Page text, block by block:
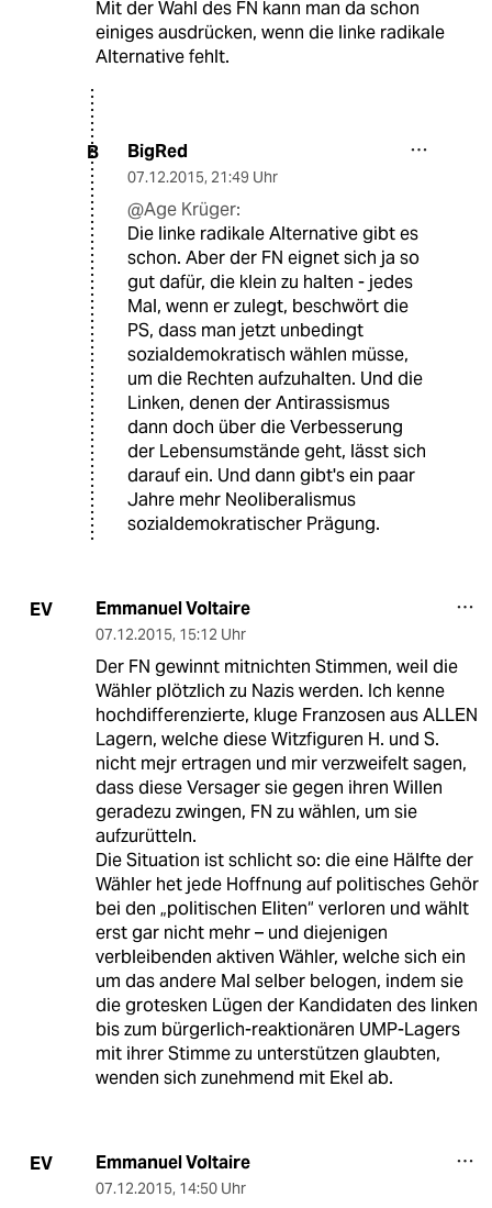
Mit der Wahl des FN kann man da schon
einiges ausdrücken, wenn die linke radikale
Alternative fehlt.
B BigRed
07.12.2015, 21:49 Uhr
@Age Krüger:
Die linke radikale Alternative gibt es
schon. Aber der FN eignet sich ja so
gut dafür, die klein zu halten - jedes
Mal, wenn er zulegt, beschwört die
PS, dass man jetzt unbedingt
sozialdemokratisch wählen müsse,
um die Rechten aufzuhalten. Und die
Linken, denen der Antirassismus
dann doch über die Verbesserung
der Lebensumstände geht, lässt sich
darauf ein. Und dann gibt's ein paar
Jahre mehr Neoliberalismus
sozialdemokratischer Prägung.
EV Emmanuel Voltaire
07.12.2015, 15:12 Uhr
Der FN gewinnt mitnichten Stimmen, weil die
Wähler plötzlich zu Nazis werden. Ich kenne
hochdifferenzierte, kluge Franzosen aus ALLEN
Lagern, welche diese Witzfiguren H. und S.
nicht mejr ertragen und mir verzweifelt sagen,
dass diese Versager sie gegen ihren Willen
geradezu zwingen, FN zu wählen, um sie
aufzurütteln.
Die Situation ist schlicht so: die eine Hälfte der
Wähler het jede Hoffnung auf politisches Gehör
bei den „politischen Eliten“ verloren und wählt
erst gar nicht mehr – und diejenigen
verbleibenden aktiven Wähler, welche sich ein
um das andere Mal selber belogen, indem sie
die grotesken Lügen der Kandidaten des linken
bis zum bürgerlich-reaktionären UMP-Lagers
mit ihrer Stimme zu unterstützen glaubten,
wenden sich zunehmend mit Ekel ab.
EV Emmanuel Voltaire
07.12.2015, 14:50 Uhr